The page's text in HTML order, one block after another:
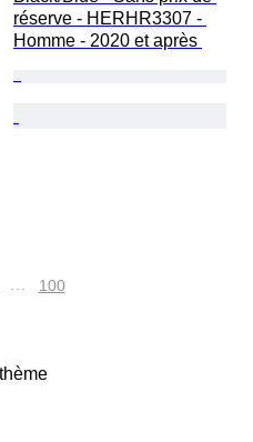
réserve - HERHR3307 -
Homme - 2020 et après
… 100